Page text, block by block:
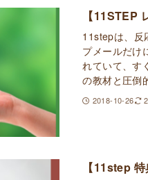
【11STEP
11stepは、反
プメールだけ
れていて、す
の教材と圧倒
2018-10-26
【11step